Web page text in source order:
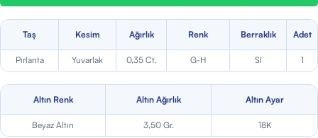
Taş Kesim Ağırlık Renk Berraklık Adet
Pırlanta Yuvarlak 0,35 Ct. G-H SI 1
Altın Renk Altın Ağırlık Altın Ayar
Beyaz Altın 3,50 Gr. 18K